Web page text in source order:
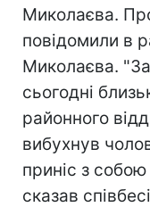
Миколаєва.
повідомили в
Миколаєва.
сьогодні
районного
вибухнув
приніс з
сказав